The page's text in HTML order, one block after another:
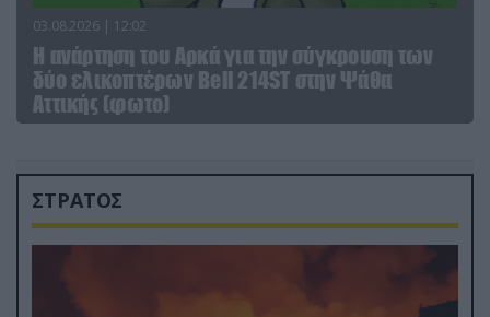
03.08.2026 | 12:02
Η ανάρτηση του Αρκά για την σύγκρουση των
δύο ελικοπτέρων Bell 214ST στην Ψάθα
Αττικής (φωτο)
ΣΤΡΑΤΟΣ